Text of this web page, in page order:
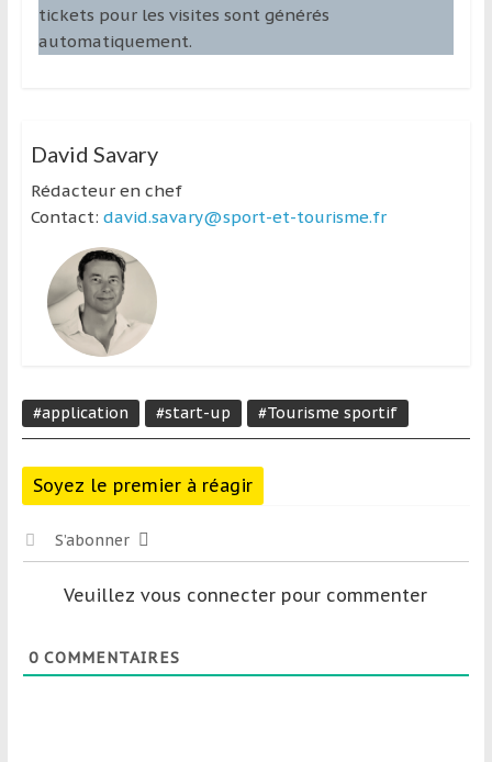
tickets pour les visites sont générés
automatiquement.
David Savary
Rédacteur en chef
Contact: david.savary@sport-et-tourisme.fr
#application #start-up #Tourisme sportif
Soyez le premier à réagir
S’abonner
Veuillez vous connecter pour commenter
0COMMENTAIRES